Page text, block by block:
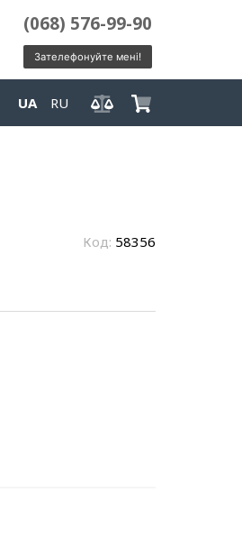
(068) 576-99-90
Зателефонуйте мені!
UA RU
Код: 58356